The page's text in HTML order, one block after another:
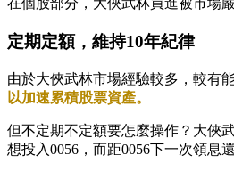
在個股部分，大俠武林買進被市場
定期定額，維持10年紀律
由於大俠武林市場經驗較多，較有
以加速累積股票資產。
但不定期不定額要怎麼操作？大俠
想投入0056，而距0056下一次領息